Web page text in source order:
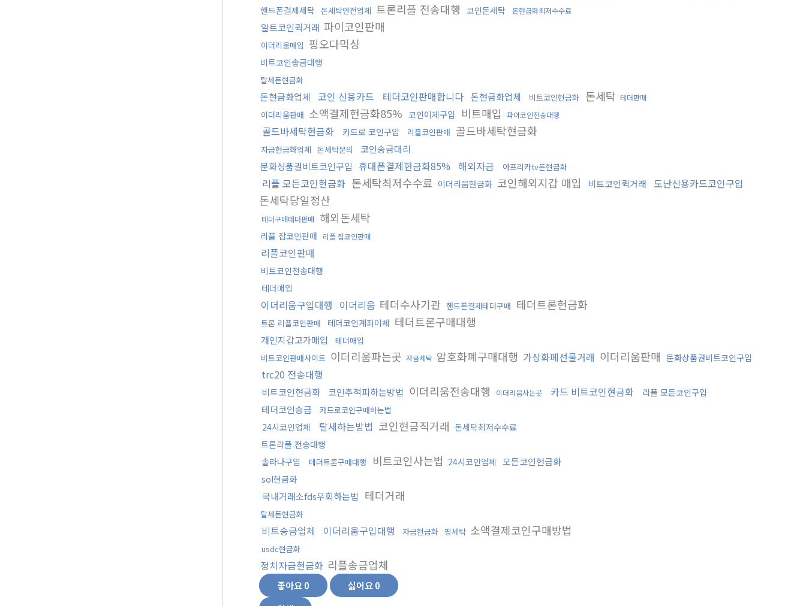
핸드폰결제세탁 돈세탁안전업체 트론리플 전송대행 코인돈세탁 돈현금화최저수수료
알트코인퀵거래 파이코인판매
이더리움매입 핑오다믹싱
비트코인송금대행
탈세돈현금화
돈현금화업체 코인 신용카드 테더코인판매합니다 돈현금화업체 비트코인현금화 돈세탁 테더판매
이더리움판매 소액결제현금화85% 코인이체구입 비트매입 파이코인전송대행
골드바세탁현금화 카드로 코인구입 리플코인판매 골드바세탁현금화
자금현금화업체 돈세탁문의
코인송금대리
문화상품권비트코인구입 휴대폰결제현금화85% 해외자금 아프리카tv돈현금화
리플 모든코인현금화 돈세탁최저수수료 이더리움현금화 코인해외지갑 매입 비트코인퀵거래 도난신용카드코인구입
돈세탁당일정산
테더구매테더판매 해외돈세탁
리플 잡코인판매 리플 잡코인판매
리플코인판매
비트코인전송대행
테더매입
이더리움구입대행 이더리움 테더수사기관 핸드폰결제테더구매 테더트론현금화
트론 리플코인판매 테더코인계좌이체 테더트론구매대행
개인지갑고가매입
테더매입
비트코인판매사이트 이더리움파는곳 자금세탁 암호화폐구매대행 가상화폐선물거래 이더리움판매 문화상품권비트코인구입
trc20 전송대행
비트코인현금화 코인추적피하는방법 이더리움전송대행 이더리움사는곳 카드 비트코인현금화 리플 모든코인구입
테더코인송금 카드로코인구매하는법
24시코인업체 탈세하는방법 코인현금직거래 돈세탁최저수수료
트론리플 전송대행
솔라나구입
테더트론구매대행 비트코인사는법 24시코인업체 모든코인현금화
sol현금화
국내거래소fds우회하는법 테더거래
탈세돈현금화
비트송금업체 이더리움구입대행 자금현금화 핑세탁 소액결제코인구매방법
usdc현금화
정치자금현금화 리플송금업체
좋아요0 싫어요0